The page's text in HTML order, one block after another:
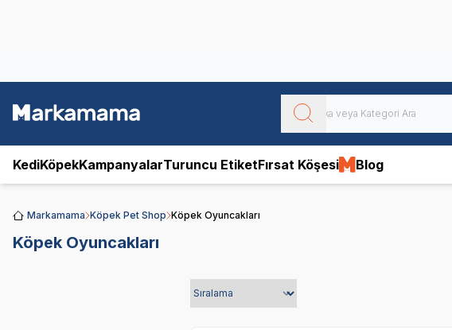
KediKöpekKampanyalarTuruncu EtiketFırsat Köşesi Blog
Markamama Köpek Pet Shop Köpek Oyuncakları
Köpek Oyuncakları
Satıcı